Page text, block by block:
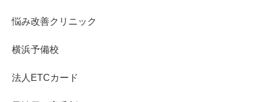
悩み改善クリニック
横浜予備校
法人ETCカード